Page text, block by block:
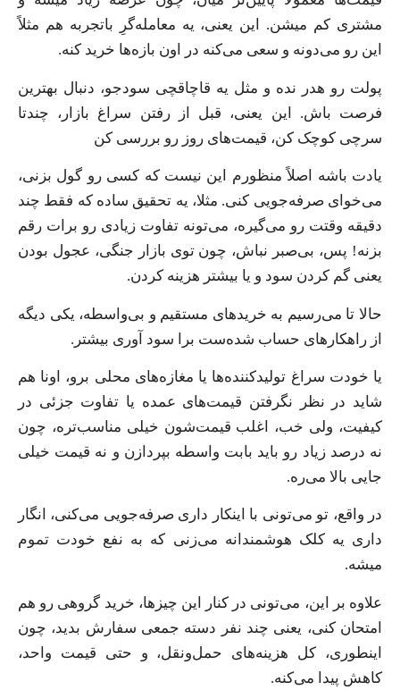
مشتری کم میشن. این یعنی، یه معامله‌گرِ باتجربه هم مثلاً
این رو می‌دونه و سعی می‌کنه در اون بازه‌ها خرید کنه.
پولت رو هدر نده و مثل یه قاچاقچی سودجو، دنبال بهترین
فرصت باش. این یعنی، قبل از رفتن سراغ بازار، چندتا
سرچی کوچک کن، قیمت‌های روز رو بررسی کن
یادت باشه اصلاً منظورم این نیست که کسی رو گول بزنی،
می‌خوای صرفه‌جویی کنی. مثلا، یه تحقیق ساده که فقط چند
دقیقه وقتت رو می‌گیره، می‌تونه تفاوت زیادی رو برات رقم
بزنه! پس، بی‌صبر نباش، چون توی بازار جنگی، عجول بودن
یعنی گم کردن سود و یا بیشتر هزینه کردن.
حالا تا می‌رسیم به خریدهای مستقیم و بی‌واسطه، یکی دیگه
از راهکارهای حساب شده‌ست برا سود آوری بیشتر.
یا خودت سراغ تولیدکننده‌ها یا مغازه‌های محلی برو، اونا هم
شاید در نظر نگرفتن قیمت‌های عمده یا تفاوت جزئی در
کیفیت، ولی خب، اغلب قیمت‌شون خیلی مناسب‌تره، چون
نه درصد زیاد رو باید بابت واسطه بپردازن و نه قیمت خیلی
جایی بالا می‌ره.
در واقع، تو می‌تونی با اینکار داری صرفه‌جویی می‌کنی، انگار
داری یه کلک هوشمندانه می‌زنی که به نفع خودت تموم
میشه.
علاوه بر این، می‌تونی در کنار این چیزها، خرید گروهی رو هم
امتحان کنی، یعنی چند نفر دسته جمعی سفارش بدید، چون
اینطوری، کل هزینه‌های حمل‌ونقل، و حتی قیمت واحد،
کاهش پیدا می‌کنه.